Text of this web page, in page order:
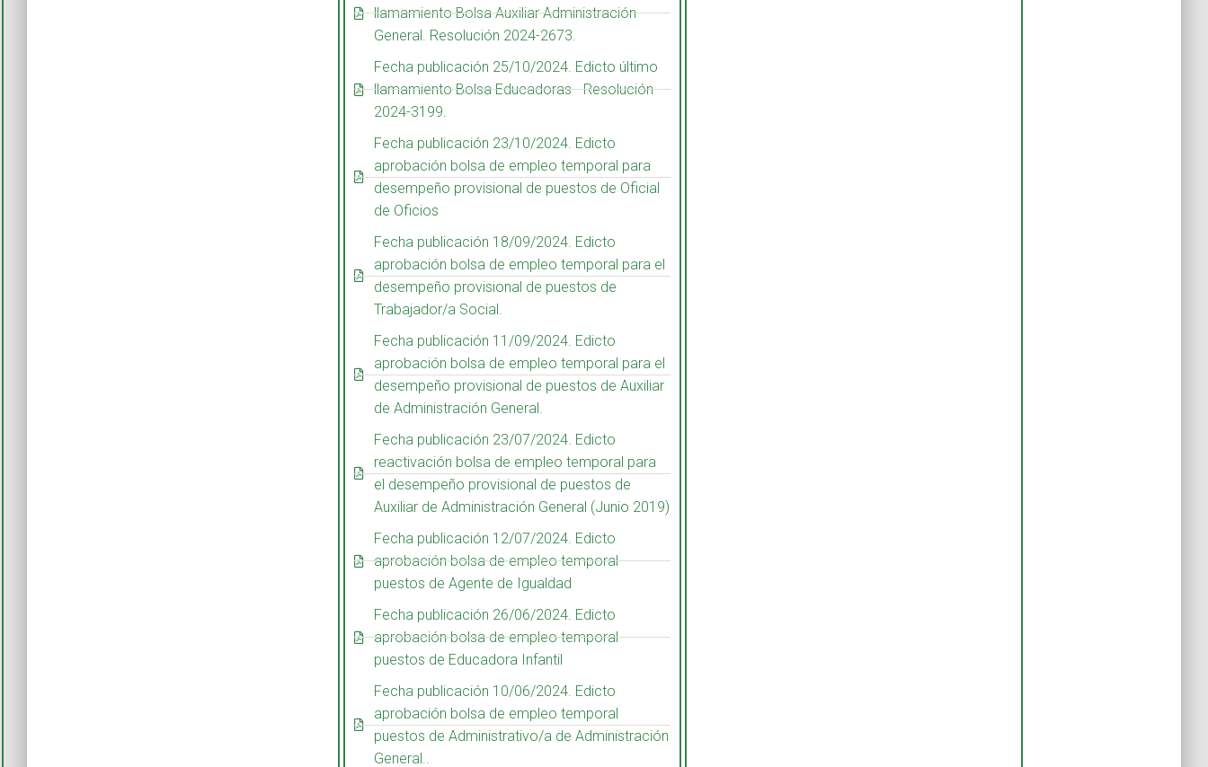
llamamiento Bolsa Auxiliar Administración
General. Resolución 2024-2673.
Fecha publicación 25/10/2024. Edicto último
llamamiento Bolsa Educadoras - Resolución
2024-3199.
Fecha publicación 23/10/2024. Edicto
aprobación bolsa de empleo temporal para
desempeño provisional de puestos de Oficial
de Oficios
Fecha publicación 18/09/2024. Edicto
aprobación bolsa de empleo temporal para el
desempeño provisional de puestos de
Trabajador/a Social.
Fecha publicación 11/09/2024. Edicto
aprobación bolsa de empleo temporal para el
desempeño provisional de puestos de Auxiliar
de Administración General.
Fecha publicación 23/07/2024. Edicto
reactivación bolsa de empleo temporal para
el desempeño provisional de puestos de
Auxiliar de Administración General (Junio 2019)
Fecha publicación 12/07/2024. Edicto
aprobación bolsa de empleo temporal
puestos de Agente de Igualdad
Fecha publicación 26/06/2024. Edicto
aprobación bolsa de empleo temporal
puestos de Educadora Infantil
Fecha publicación 10/06/2024. Edicto
aprobación bolsa de empleo temporal
puestos de Administrativo/a de Administración
General..